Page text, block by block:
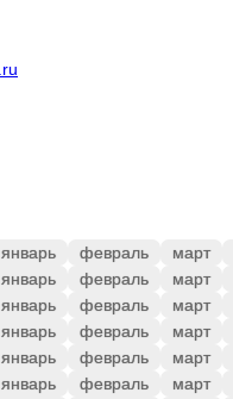
январь февраль март
январь февраль март
январь февраль март
январь февраль март
январь февраль март
январь февраль март